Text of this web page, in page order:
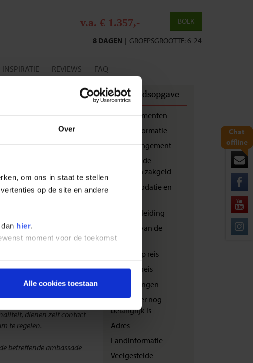
Over
om ons in staat te stellen
op de site en andere
hier.
moment voor de toekomst
Alle cookies toestaan
Chat
offline
BOEK
v.a. € 1.357,-
GROEPSGROOTTE: 6-24
|
8 DAGEN
INSPIRATIE REVIEWS FAQ
Belgische nationaliteit
informeren over of
en is telefonisch
dienen zelf contact
te regelen.
betreffende ambassade
Inhoudsopgave
Reisdocumenten
Vluchtinformatie
Landarrangement
Bijkomende
kosten en zakgeld
Accommodatie en
Reisbegeleiding
Zwaarte van de
reis
Bewust op reis
Veilig op reis
Verzekeringen
Wat verder nog
belangrijk is
Adres
Landinformatie
Veelgestelde